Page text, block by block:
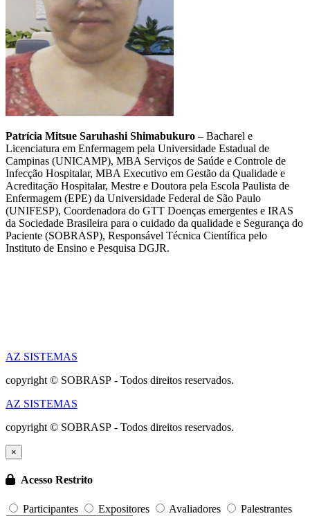
Patrícia Mitsue Saruhashi Shimabukuro – Bacharel e
Licenciatura em Enfermagem pela Universidade Estadual de
Campinas (UNICAMP), MBA Serviços de Saúde e Controle de
Infecção Hospitalar, MBA Executivo em Gestão da Qualidade e
Acreditação Hospitalar, Mestre e Doutora pela Escola Paulista de
Enfermagem (EPE) da Universidade Federal de São Paulo
(UNIFESP), Coordenadora do GTT Doenças emergentes e IRAS
da Sociedade Brasileira para o cuidado da qualidade e Segurança do
Paciente (SOBRASP), Responsável Técnica Científica pelo
Instituto de Ensino e Pesquisa DGJR.
AZ SISTEMAS
copyright © SOBRASP - Todos direitos reservados.
AZ SISTEMAS
copyright © SOBRASP - Todos direitos reservados.
×
Acesso Restrito
Participantes Expositores Avaliadores Palestrantes